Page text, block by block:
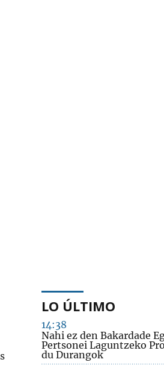
LO ÚLTIMO
14:38
Nahi ez den Bakardade
Pertsonei Laguntzeko
du Durangok